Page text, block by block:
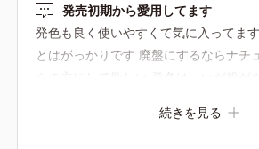
発売初期から愛用してます
発色も良く使いやすくて気に入ってま
とはがっかりです 廃盤にするならナチ
が廃盤になるのはなぜですかぁ？ 廃盤
続きを見る